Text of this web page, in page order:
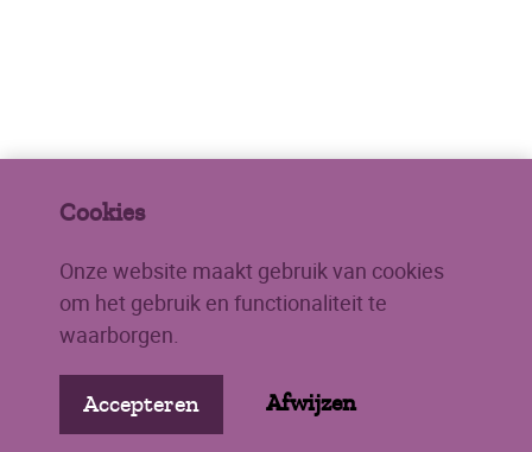
Louis Couperus
Johan de Wittstraat 29
Cookies
Onze website maakt gebruik van cookies
om het gebruik en functionaliteit te
waarborgen.
Accepteren Afwijzen